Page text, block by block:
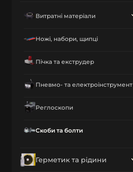
Витратні матеріали
Ножі, набори, щипці
Пічка та екструдер
Пневмо- та електроінструмент
Реглоскопи
Скоби та болти
Герметик та рідини